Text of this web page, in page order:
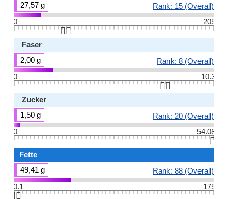
27,57 g
Rank: 15 (Overall)
0
205
👆🏻
Faser
2,00 g
Rank: 8 (Overall)
0
10.3
👆🏻
Zucker
1,50 g
Rank: 20 (Overall)
0
54.08
👆🏻
Fette
49,41 g
Rank: 88 (Overall)
0.1
175
👆🏻